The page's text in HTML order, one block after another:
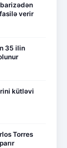
verir
35 ilin
kütləvi
Torres